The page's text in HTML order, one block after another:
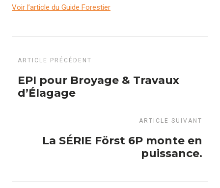
Voir l’article du Guide Forestier
ARTICLE PRÉCÉDENT
EPI pour Broyage & Travaux
d’Élagage
ARTICLE SUIVANT
La SÉRIE Först 6P monte en
puissance.